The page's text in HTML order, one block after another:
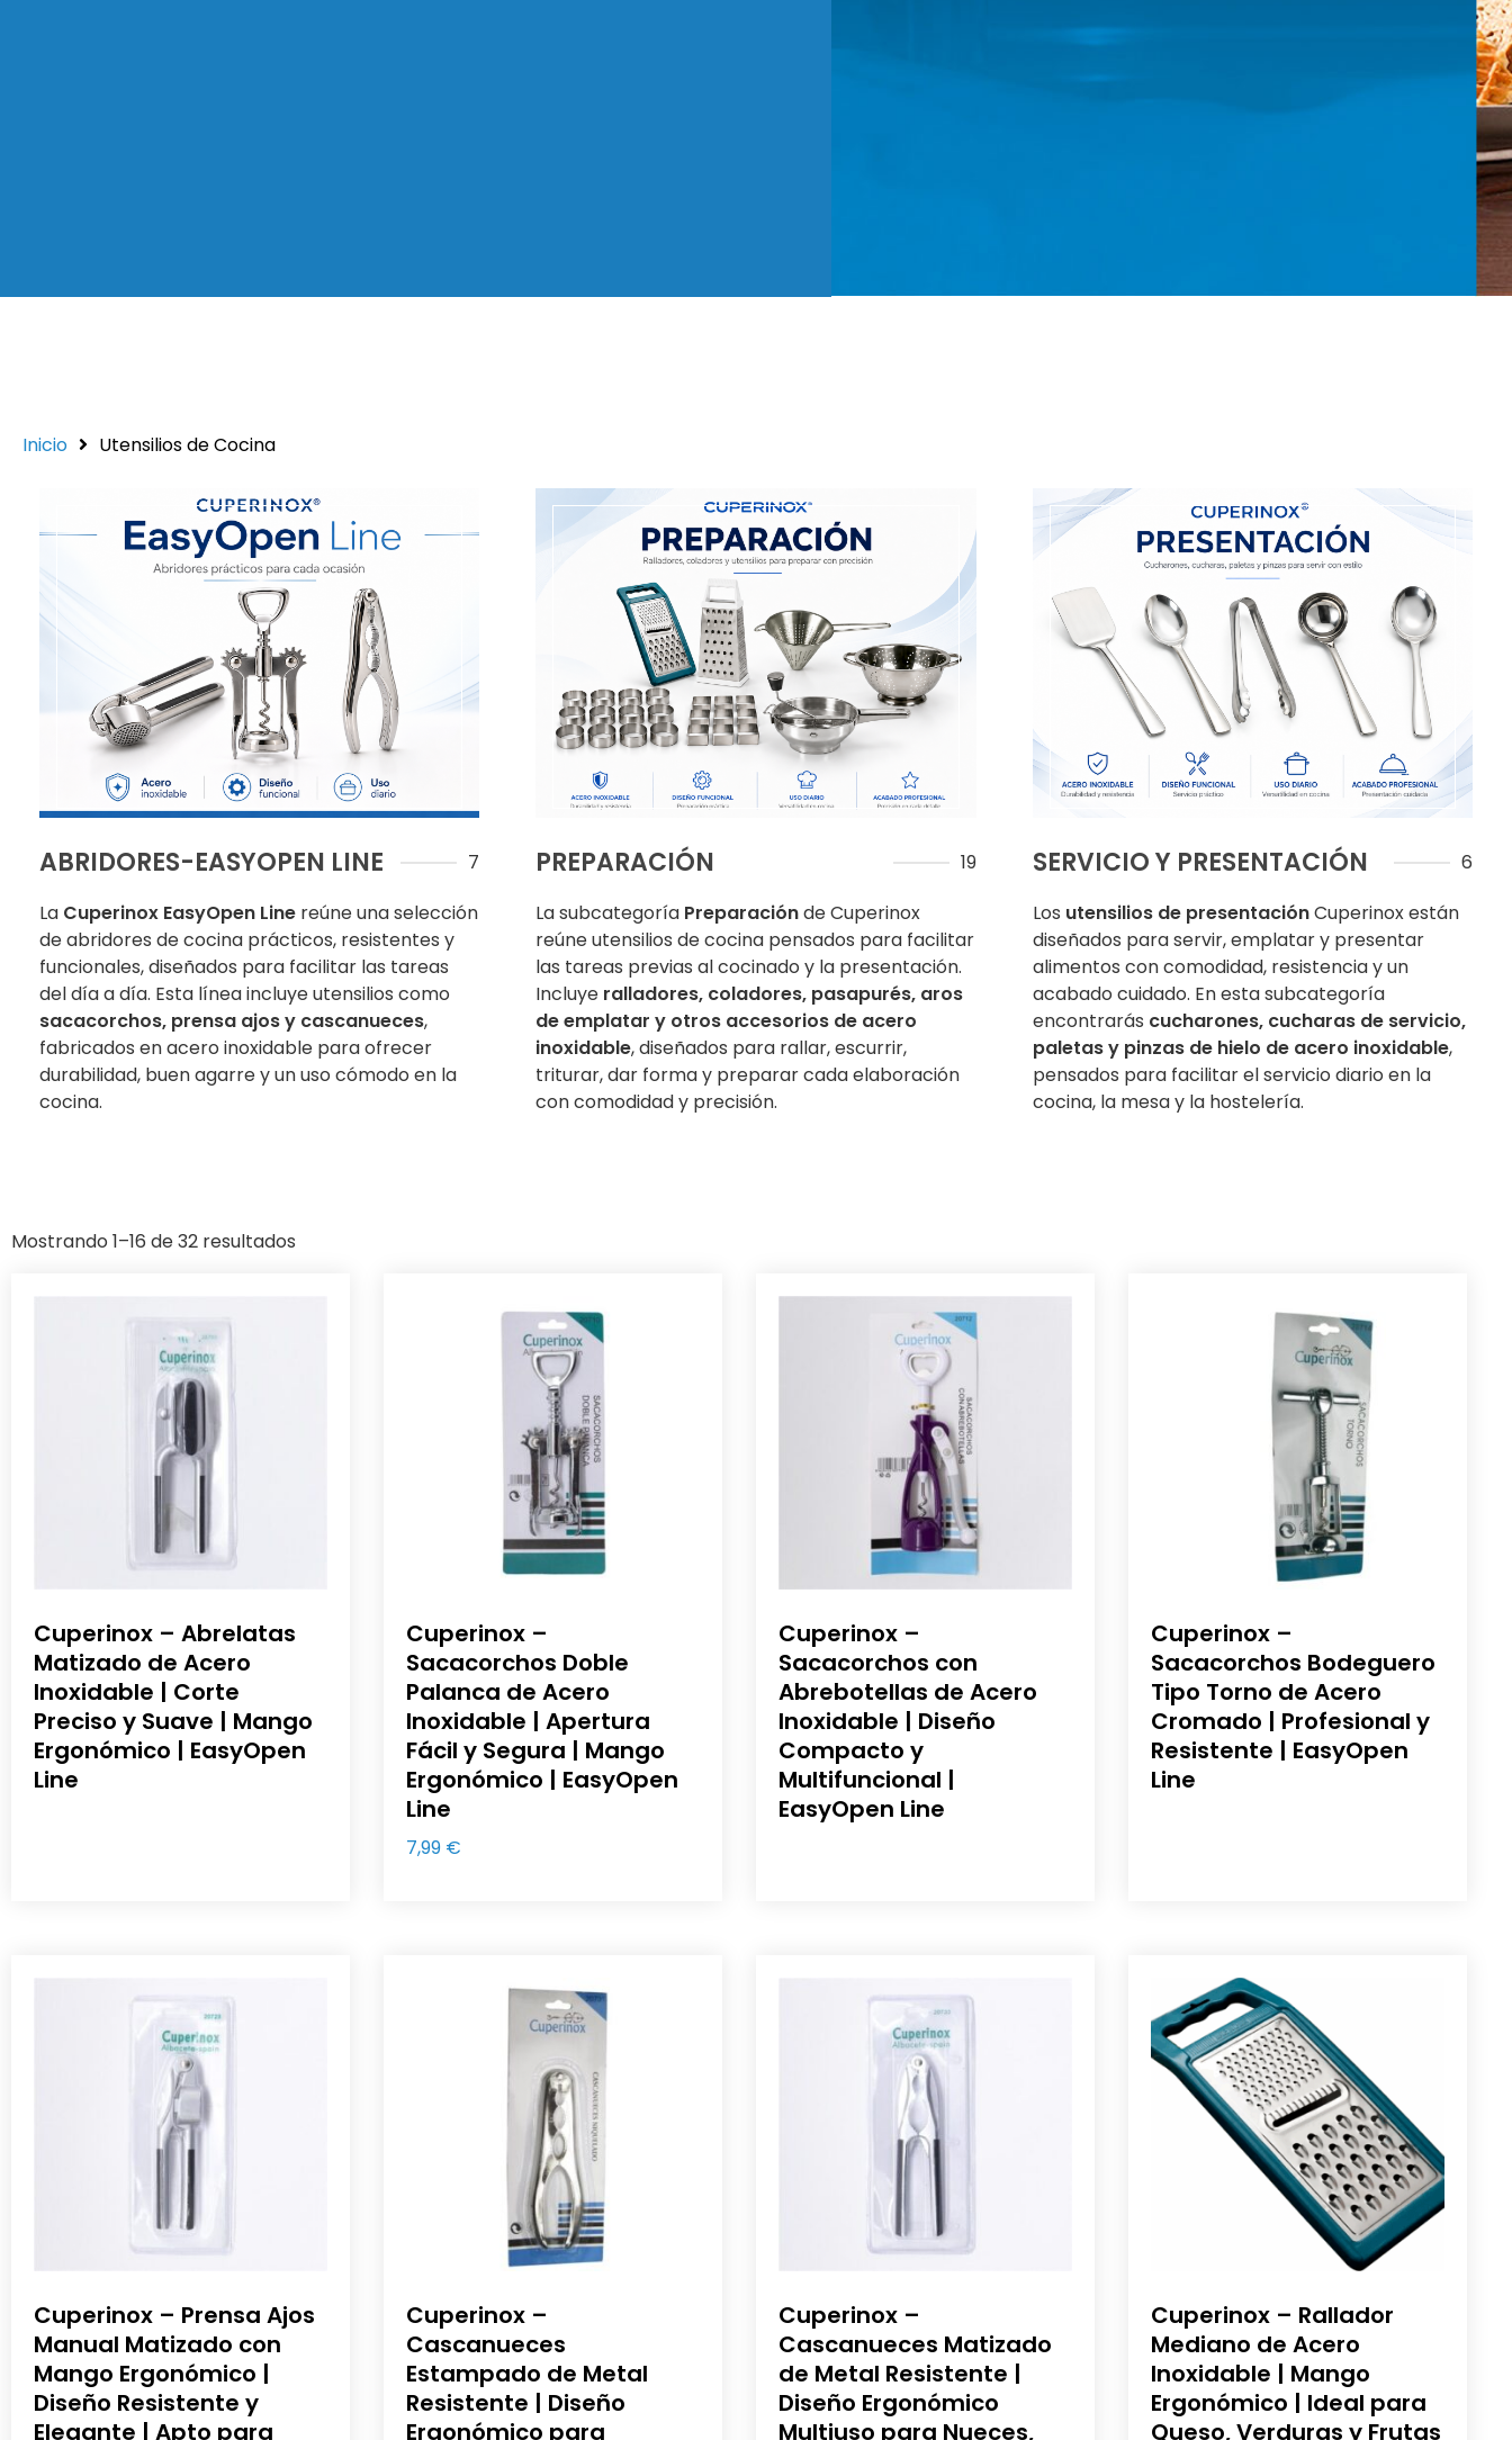
Inicio Utensilios de Cocina
ABRIDORES-EASYOPEN LINE
7
La Cuperinox EasyOpen Line reúne una selección
de abridores de cocina prácticos, resistentes y
funcionales, diseñados para facilitar las tareas
del día a día. Esta línea incluye utensilios como
sacacorchos, prensa ajos y cascanueces,
fabricados en acero inoxidable para ofrecer
durabilidad, buen agarre y un uso cómodo en la
cocina.
PREPARACIÓN
19
La subcategoría Preparaciónde Cuperinox
reúne utensilios de cocina pensados para facilitar
las tareas previas al cocinado y la presentación.
Incluye ralladores, coladores, pasapurés, aros
de emplatar y otros accesorios de acero
inoxidable, diseñados para rallar, escurrir,
triturar, dar forma y preparar cada elaboración
con comodidad y precisión.
SERVICIO Y PRESENTACIÓN
6
Los utensilios de presentaciónCuperinox están
diseñados para servir, emplatar y presentar
alimentos con comodidad, resistencia y un
acabado cuidado. En esta subcategoría
encontrarás cucharones, cucharas de servicio,
paletas y pinzas de hielo de acero inoxidable,
pensados para facilitar el servicio diario en la
cocina, la mesa y la hostelería.
Mostrando 1–16 de 32 resultados
Cuperinox – Abrelatas
Matizado de Acero
Inoxidable | Corte
Preciso y Suave | Mango
Ergonómico | EasyOpen
Line
Cuperinox –
Sacacorchos Doble
Palanca de Acero
Inoxidable | Apertura
Fácil y Segura | Mango
Ergonómico | EasyOpen
Line
7,99 €
Cuperinox –
Sacacorchos con
Abrebotellas de Acero
Inoxidable | Diseño
Compacto y
Multifuncional |
EasyOpen Line
Cuperinox –
Sacacorchos Bodeguero
Tipo Torno de Acero
Cromado | Profesional y
Resistente | EasyOpen
Line
Cuperinox – Prensa Ajos
Manual Matizado con
Mango Ergonómico |
Diseño Resistente y
Elegante | Apto para
Cuperinox –
Cascanueces
Estampado de Metal
Resistente | Diseño
Ergonómico para
Cuperinox –
Cascanueces Matizado
de Metal Resistente |
Diseño Ergonómico
Multiuso para Nueces,
Cuperinox – Rallador
Mediano de Acero
Inoxidable | Mango
Ergonómico | Ideal para
Queso, Verduras y Frutas